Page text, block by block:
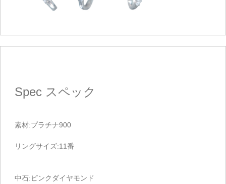
Spec スペック
素材:プラチナ900
リングサイズ:11番
中石:ピンクダイヤモンド